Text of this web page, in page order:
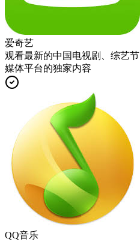
爱奇艺
观看最新的中国电视剧、综艺
媒体平台的独家内容
QQ音乐